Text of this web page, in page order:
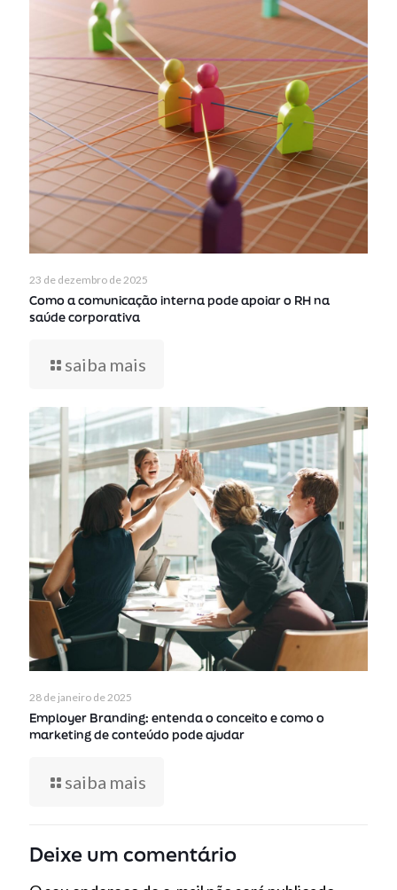
23 de dezembro de 2025
Como a comunicação interna pode apoiar o RH na
saúde corporativa
saiba mais
28 de janeiro de 2025
Employer Branding: entenda o conceito e como o
marketing de conteúdo pode ajudar
saiba mais
Deixe um comentário